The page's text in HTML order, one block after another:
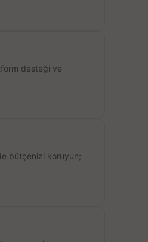
desteği ve
bütçenizi koruyun;